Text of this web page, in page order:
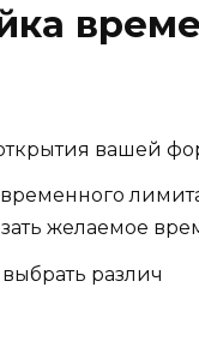
вашей
желаемое
различ